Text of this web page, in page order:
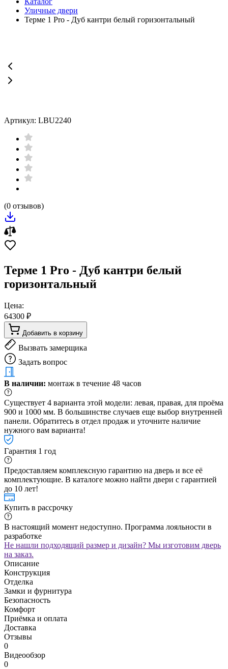
Уличные двери
Терме 1 Pro - Дуб кантри белый горизонтальный
Артикул: LBU2240
(0 отзывов)
Терме 1 Pro - Дуб кантри белый
горизонтальный
Цена:
64300 ₽
Добавить в корзину
Вызвать замерщика
Задать вопрос
В наличии: монтаж в течение 48 часов
Существует 4 варианта этой модели: левая, правая, для проёма
900 и 1000 мм. В большинстве случаев еще выбор внутренней
панели. Обратитесь в отдел продаж и уточните наличие
нужного вам варианта!
Гарантия 1 год
Предоставляем комплексную гарантию на дверь и все её
комплектующие. В каталоге можно найти двери с гарантией
до 10 лет!
Купить в рассрочку
В настоящий момент недоступно. Программа лояльности в
разработке
Не нашли подходящий размер и дизайн? Мы изготовим дверь
на заказ.
Описание
Конструкция
Отделка
Замки и фурнитура
Безопасность
Комфорт
Приёмка и оплата
Доставка
Отзывы
0
Видеообзор
0